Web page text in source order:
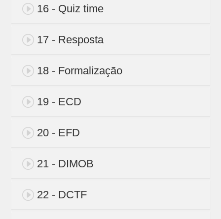
16 - Quiz time
17 - Resposta
18 - Formalização
19 - ECD
20 - EFD
21 - DIMOB
22 - DCTF